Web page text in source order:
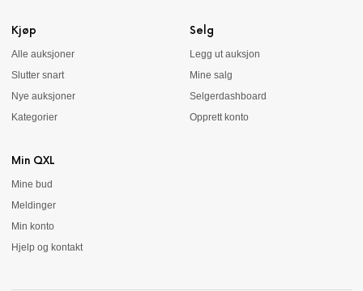
Kjøp
Alle auksjoner
Slutter snart
Nye auksjoner
Kategorier
Selg
Legg ut auksjon
Mine salg
Selgerdashboard
Opprett konto
Min QXL
Mine bud
Meldinger
Min konto
Hjelp og kontakt